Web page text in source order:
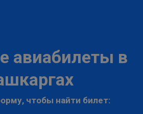
авиабилеты в
чтобы найти билет: